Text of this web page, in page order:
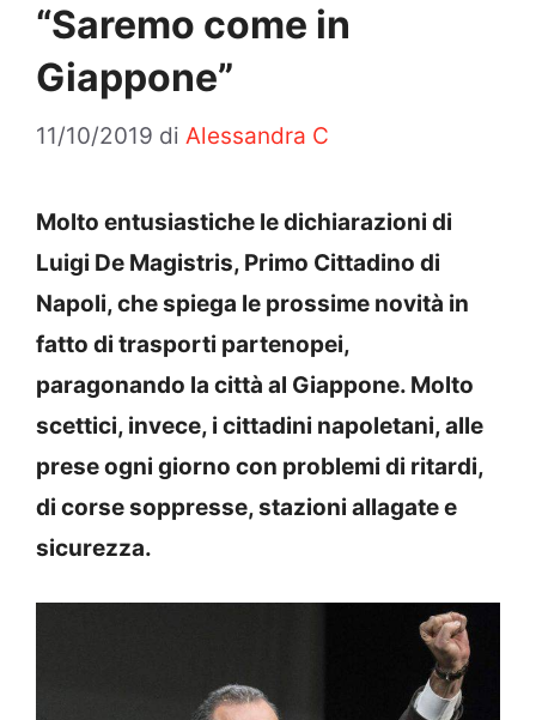
“Saremo come in
Giappone”
11/10/2019 di Alessandra C
Molto entusiastiche le dichiarazioni di
Luigi De Magistris, Primo Cittadino di
Napoli, che spiega le prossime novità in
fatto di trasporti partenopei,
paragonando la città al Giappone. Molto
scettici, invece, i cittadini napoletani, alle
prese ogni giorno con problemi di ritardi,
di corse soppresse, stazioni allagate e
sicurezza.